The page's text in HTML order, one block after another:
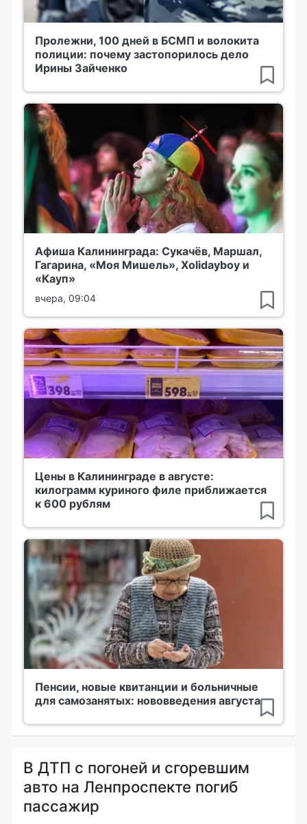
Пролежни, 100 дней в БСМП и волокита
полиции: почему застопорилось дело
Ирины Зайченко
Афиша Калининграда: Сукачёв, Маршал,
Гагарина, «Моя Мишель», Xolidayboy и
«Кауп»
вчера, 09:04
Цены в Калининграде в августе:
килограмм куриного филе приближается
к 600 рублям
Пенсии, новые квитанции и больничные
для самозанятых: нововведения августа
В ДТП с погоней и сгоревшим
авто на Ленпроспекте погиб
пассажир